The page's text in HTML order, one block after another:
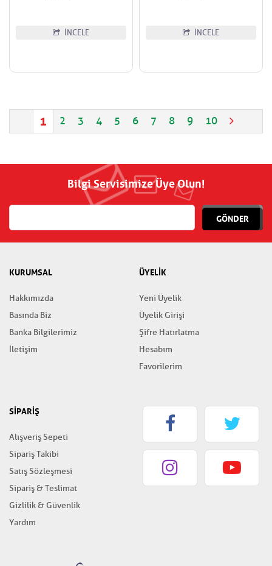
İNCELE İNCELE
1 2 3 4 5 6 7 8 9 10
Bilgi Servisimize Üye Olun!
GÖNDER
KURUMSAL
Hakkımızda
Basında Biz
Banka Bilgilerimiz
İletişim
ÜYELİK
Yeni Üyelik
Üyelik Girişi
Şifre Hatırlatma
Hesabım
Favorilerim
SİPARİŞ
Alışveriş Sepeti
Sipariş Takibi
Satış Sözleşmesi
Sipariş & Teslimat
Gizlilik & Güvenlik
Yardım